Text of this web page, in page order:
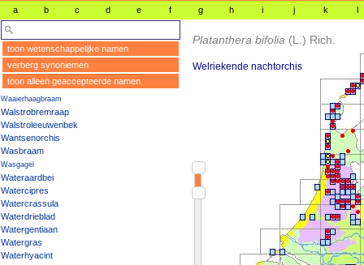
a b c d e f g h i j k l
toon wetenschappelijke namen
verberg synoniemen
toon alleen geaccepteerde namen
Waaierhaagbraam
Walstrobremraap
Walstroleeuwenbek
Wantsenorchis
Wasbraam
Wasgagel
Wateraardbei
Watercipres
Watercrassula
Waterdrieblad
Watergentiaan
Watergras
Waterhyacint
Platanthera bifolia (L.) Rich.
Welriekende nachtorchis